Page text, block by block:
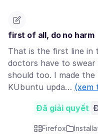
first of all, do no harm
That is the first line in
doctors have to
should too. I made
KUbuntu upda… (xem
Đã giải quyết
Firefox